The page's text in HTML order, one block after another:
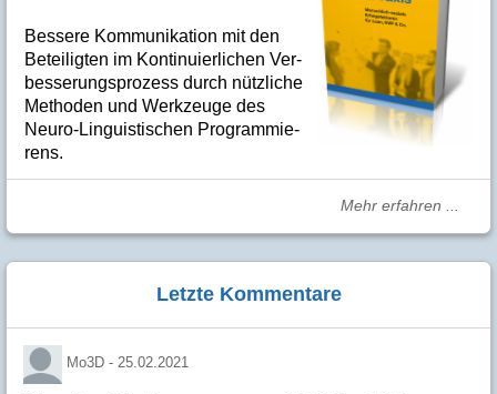
Bes­se­re Kom­­mu­­ni­ka­tion mit den
Betei­lig­ten im Kon­ti­nuier­li­chen Ver­
bes­se­rungs­­pro­­zess durch nütz­­liche
Me­­tho­­den und Werk­­zeuge des
Neuro-Linguis­­ti­schen Pro­­gram­­mie­­
rens.
Mehr erfahren ...
Letzte Kommentare
Mo3D - 25.02.2021